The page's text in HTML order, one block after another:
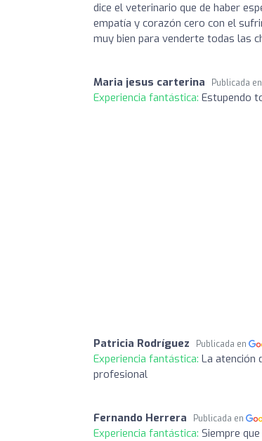
dice el veterinario que de haber
empatía y corazón cero con el
muy bien para venderte todas las
Maria jesus carterina Publicada en
Experiencia fantástica: Estupendo
Patricia Rodríguez Publicada en
Experiencia fantástica: La atención
profesional
Fernando Herrera Publicada en
Experiencia fantástica: Siempre